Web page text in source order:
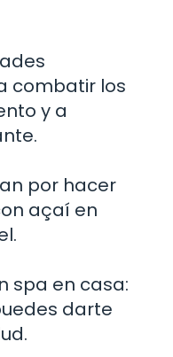
combatir los
y a
por hacer
açaí en
spa en casa:
darte